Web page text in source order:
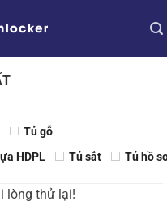
Tủ gỗ
HDPL Tủ sắt Tủ hồ
lòng thử lại!